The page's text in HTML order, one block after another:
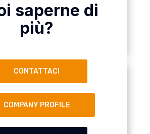
saperne di
più?
CONTATTACI
COMPANY PROFILE